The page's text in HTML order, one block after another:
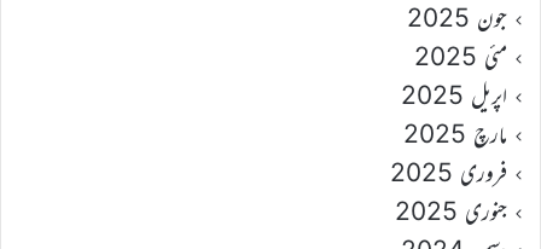
جون 2025
مئی 2025
اپریل 2025
مارچ 2025
فروری 2025
جنوری 2025